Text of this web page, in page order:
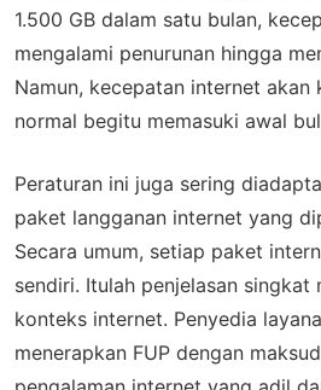
1.500 GB dalam satu bulan,
mengalami penurunan hingga
Namun, kecepatan internet akan
normal begitu memasuki awal
Peraturan ini juga sering
paket langganan internet yang
Secara umum, setiap paket
sendiri. Itulah penjelasan singkat
konteks internet. Penyedia
menerapkan FUP dengan